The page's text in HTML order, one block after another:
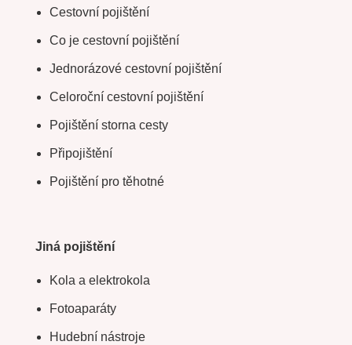
Cestovní pojištění
Co je cestovní pojištění
Jednorázové cestovní pojištění
Celoroční cestovní pojištění
Pojištění storna cesty
Připojištění
Pojištění pro těhotné
Jiná pojištění
Kola a elektrokola
Fotoaparáty
Hudební nástroje